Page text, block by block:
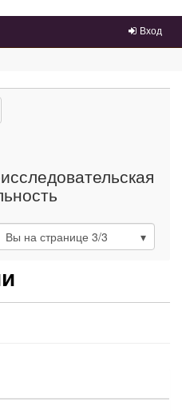
Вход
Вы на странице 3/3